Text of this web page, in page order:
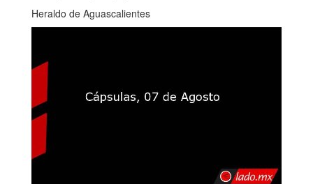
Heraldo de Aguascalientes